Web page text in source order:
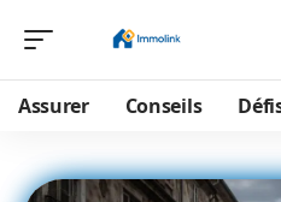
Assurer Conseils